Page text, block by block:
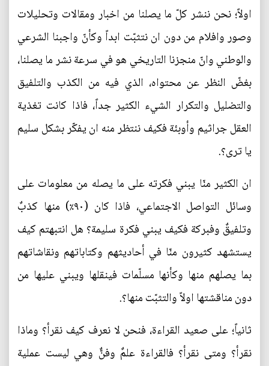
اولاً؛ نحن ننشر كلّ ما يصلنا من اخبار ومقالات وتحليلات
وصور وافلام من دون ان نتثبّت ابداً وكأنّ واجبنا الشرعي
والوطني وانّ منجزنا التاريخي هو في سرعة نشر ما يصلنا،
بغضّ النظر عن محتواه، الذي فيه من الكذب والتلفيق
والتضليل والتكرار الشيء الكثير جداً، فاذا كانت تغذية
العقل جراثيم وأوبئة فكيف ننتظر منه ان يفكّر بشكل سليم
يا ترى؟.
ان الكثير منّا يبني فكرته على ما يصله من معلومات على
وسائل التواصل الاجتماعي، فاذا كان (٩٠٪) منها كذبٌ
وتلفيقٌ وفبركة فكيف يبني فكرة سليمة؟ هل انتبهتم كيف
يستشهد كثيرون منّا في أحاديثهم وكتاباتهم ونقاشاتهم
بما يصلهم منها وكأنها مسلّمات فينقلها ويبني عليها من
دون مناقشتها اولاً والتثبّت منها؟.
ثانياً؛ على صعيد القراءة، فنحن لا نعرف كيف نقرأ؟ وماذا
نقرأ؟ ومتى نقرأ؟ فالقراءة علمٌ وفنٌّ وهي ليست عملية